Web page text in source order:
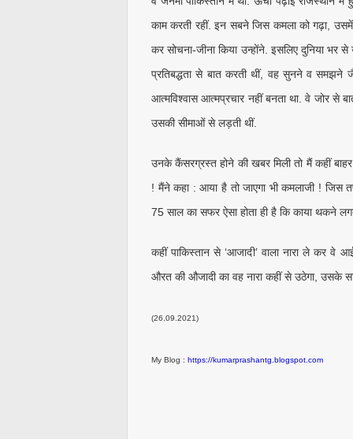
काम करती रहीं. इन सबने जिस कमला को गढ़ा, उसमें
कर सोचना-जीना किया उन्होंने. इसलिए दुनिया
प्रतिबद्धता से बात करती थीं, वह सुनने व समझने
आत्मविश्वास आत्मप्रचार नहीं बनता था. वे जोर से
उसकी सीमाओं से लड़ती थीं.
उनके कैंसरग्रस्त होने की खबर मिली तो मैं कहीं
! मैंने कहा : आया है तो जाएगा भी कमलाजी ! जिस
75 साल का सफर ऐसा होता ही है कि काया थकने
कहीं पाकिस्तान से ‘आजादी’ वाला नारा ले कर वे
औरत की औजादी का वह नारा कहीं से उठेगा, उसके
(26.09.2021)
My Blog : https://kumarprashantg.blogspot.com